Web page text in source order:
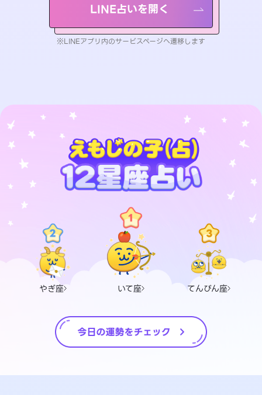
LINE占いを開く
※LINEアプリ内のサービスページへ遷移します
やぎ座 いて座 てんびん座